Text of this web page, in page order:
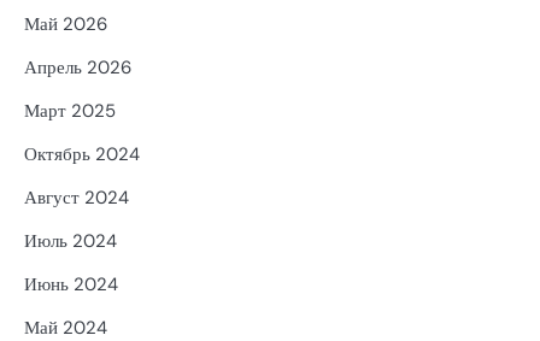
Май 2026
Апрель 2026
Март 2025
Октябрь 2024
Август 2024
Июль 2024
Июнь 2024
Май 2024